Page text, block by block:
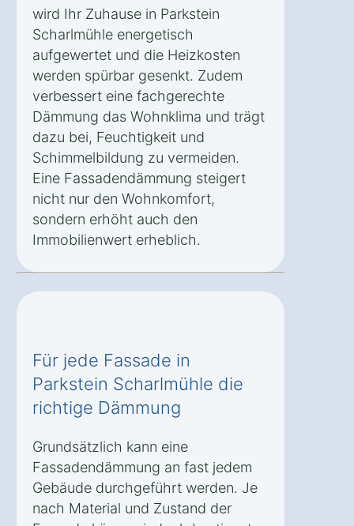
wird Ihr Zuhause in Parkstein
Scharlmühle energetisch
aufgewertet und die Heizkosten
werden spürbar gesenkt. Zudem
verbessert eine fachgerechte
Dämmung das Wohnklima und trägt
dazu bei, Feuchtigkeit und
Schimmelbildung zu vermeiden.
Eine Fassadendämmung steigert
nicht nur den Wohnkomfort,
sondern erhöht auch den
Immobilienwert erheblich.
Für jede Fassade in
Parkstein Scharlmühle die
richtige Dämmung
Grundsätzlich kann eine
Fassadendämmung an fast jedem
Gebäude durchgeführt werden. Je
nach Material und Zustand der